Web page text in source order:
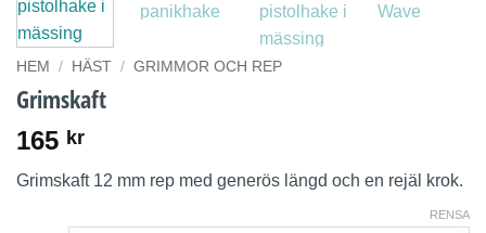
HEM / HÄST / GRIMMOR OCH REP
Grimskaft
165 kr
Grimskaft 12 mm rep med generös längd och en rejäl krok.
RENSA